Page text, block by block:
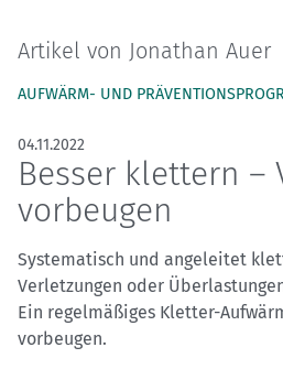
Artikel von Jonathan Auer
AUFWÄRM- UND
04.11.2022
Besser klettern –
vorbeugen
Systematisch und angeleitet
Verletzungen oder
Ein regelmäßiges Kletter-
vorbeugen.